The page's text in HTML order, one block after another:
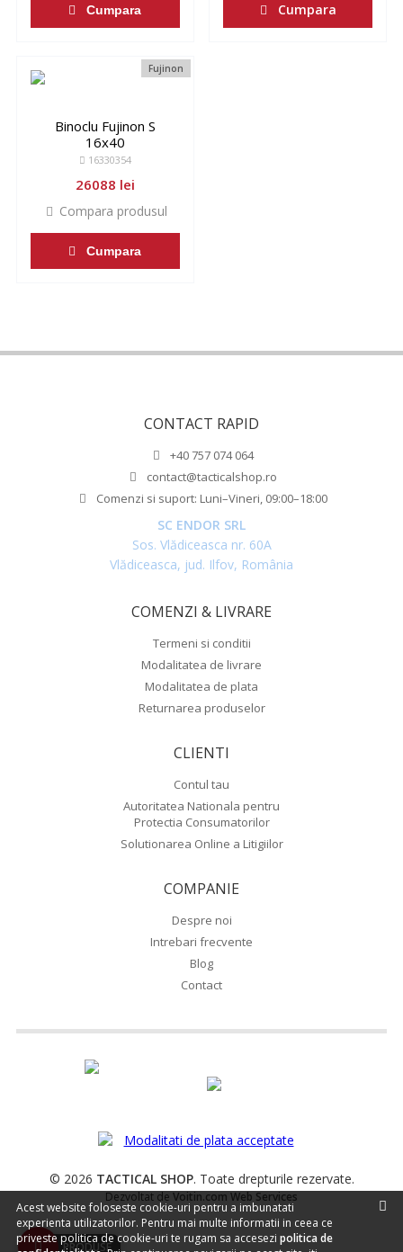
PRODUSE
Cumpara Cumpara
Fujinon
Binoclu Fujinon S
16x40
16330354
26088 lei
Compara produsul
Cumpara
CONTACT RAPID
+40 757 074 064
contact@tacticalshop.ro
Comenzi si suport: Luni–Vineri, 09:00–18:00
SC ENDOR SRL
Sos. Vlădiceasca nr. 60A
Vlădiceasca, jud. Ilfov, România
COMENZI & LIVRARE
Termeni si conditii
Modalitatea de livrare
Modalitatea de plata
Returnarea produselor
CLIENTI
Contul tau
Autoritatea Nationala pentru
Protectia Consumatorilor
Solutionarea Online a Litigiilor
COMPANIE
Despre noi
Intrebari frecvente
Blog
Contact
© 2026 TACTICAL SHOP. Toate drepturile rezervate.
Dezvoltat de Voitin.com Web Services
Acest website foloseste cookie-uri pentru a imbunatati
experienta utilizatorilor. Pentru mai multe informatii in ceea ce
priveste politica de cookie-uri te rugam sa accesezi politica de